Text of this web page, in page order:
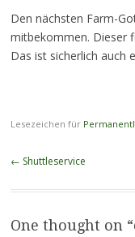
Den nächsten Farm-
mitbekommen. Dieser
Das ist sicherlich auch
Lesezeichen für
Beitragsnavigation
← Shuttleservice
One thought on “